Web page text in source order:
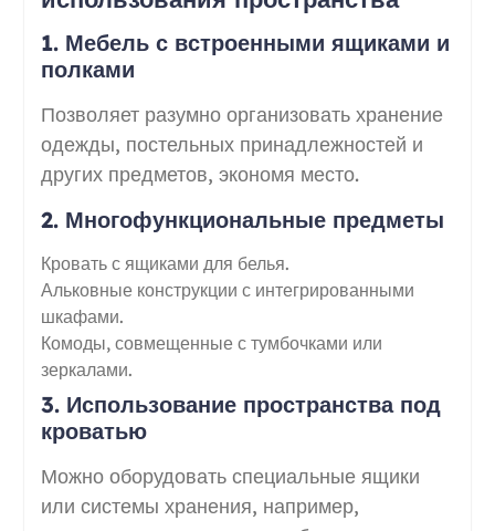
1. Мебель с встроенными ящиками и
полками
Позволяет разумно организовать хранение
одежды, постельных принадлежностей и
других предметов, экономя место.
2. Многофункциональные предметы
Кровать с ящиками для белья.
Альковные конструкции с интегрированными
шкафами.
Комоды, совмещенные с тумбочками или
зеркалами.
3. Использование пространства под
кроватью
Можно оборудовать специальные ящики
или системы хранения, например,